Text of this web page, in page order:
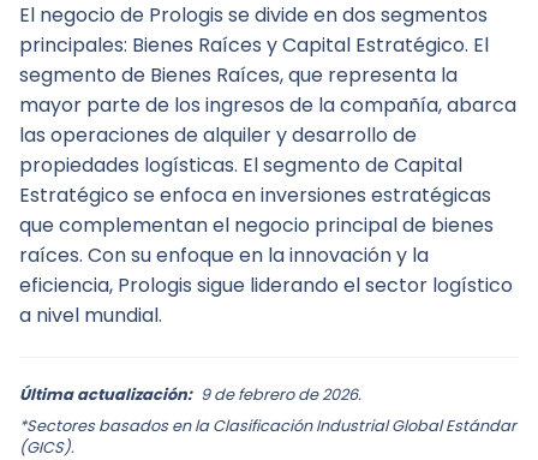
El negocio de Prologis se divide en dos segmentos
principales: Bienes Raíces y Capital Estratégico. El
segmento de Bienes Raíces, que representa la
mayor parte de los ingresos de la compañía, abarca
las operaciones de alquiler y desarrollo de
propiedades logísticas. El segmento de Capital
Estratégico se enfoca en inversiones estratégicas
que complementan el negocio principal de bienes
raíces. Con su enfoque en la innovación y la
eficiencia, Prologis sigue liderando el sector logístico
a nivel mundial.
Última actualización: 9 de febrero de 2026.
*Sectores basados en la Clasificación Industrial Global Estándar
(GICS).